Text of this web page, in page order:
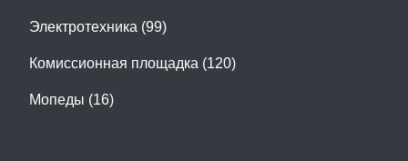
Электротехника (99)
Комиссионная площадка (120)
Мопеды (16)